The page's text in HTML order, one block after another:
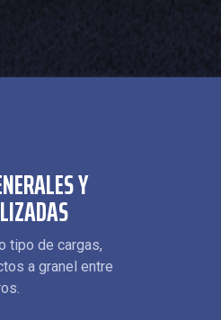
Y
tipo de cargas,
a granel entre